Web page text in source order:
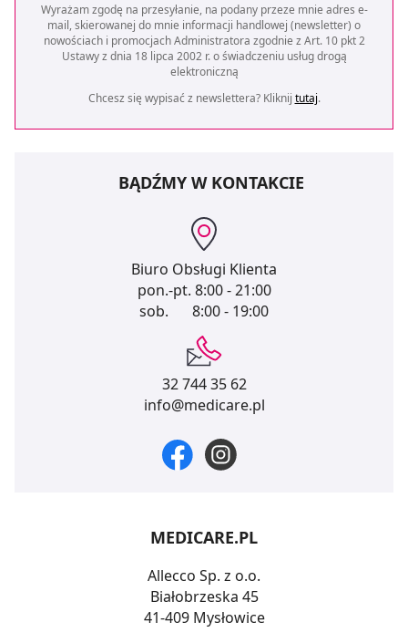
Wyrażam zgodę na przesyłanie, na podany przeze mnie adres e-
mail, skierowanej do mnie informacji handlowej (newsletter) o
nowościach i promocjach Administratora zgodnie z Art. 10 pkt 2
Ustawy z dnia 18 lipca 2002 r. o świadczeniu usług drogą
elektroniczną
Chcesz się wypisać z newslettera? Kliknij tutaj.
BĄDŹMY W KONTAKCIE
Biuro Obsługi Klienta
pon.-pt. 8:00 - 21:00
sob.
8:00 - 19:00
32 744 35 62
info@medicare.pl
MEDICARE.PL
Allecco Sp. z o.o.
Białobrzeska 45
41-409 Mysłowice